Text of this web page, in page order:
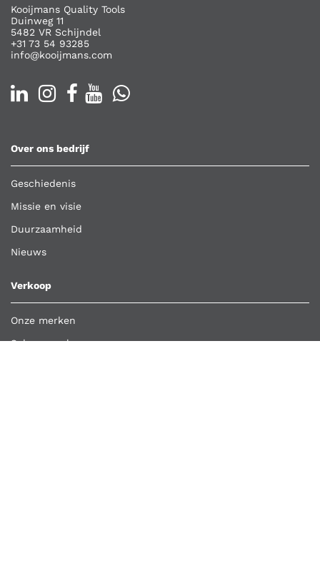
Kooijmans Quality Tools
Duinweg 11
5482 VR Schijndel
+31 73 54 93285
info@kooijmans.com
Over ons bedrijf
Geschiedenis
Missie en visie
Duurzaamheid
Nieuws
Verkoop
Onze merken
Schappenplan